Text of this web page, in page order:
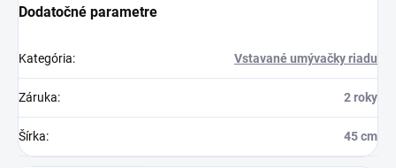
Dodatočné parametre
Kategória: Vstavané umývačky riadu
Záruka: 2 roky
Šírka: 45 cm